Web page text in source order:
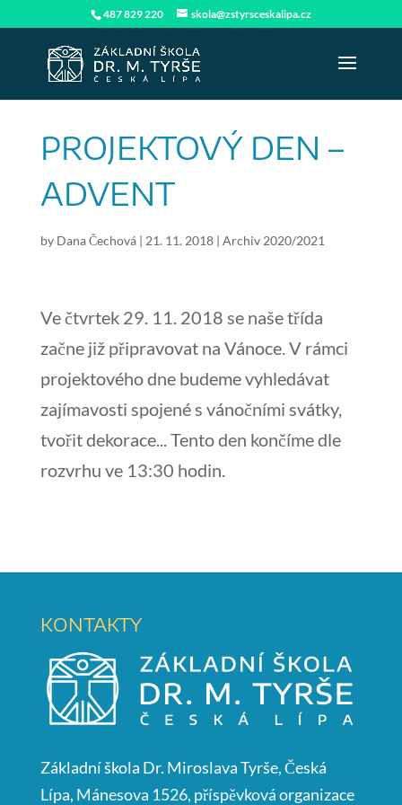
487 829 220 skola@zstyrsceskalipa.cz
PROJEKTOVÝ DEN –
ADVENT
by Dana Čechová| 21. 11. 2018| Archiv 2020/2021
Ve čtvrtek 29. 11. 2018 se naše třída
začne již připravovat na Vánoce. V rámci
projektového dne budeme vyhledávat
zajímavosti spojené s vánočními svátky,
tvořit dekorace... Tento den končíme dle
rozvrhu ve 13:30 hodin.
KONTAKTY
Základní škola Dr. Miroslava Tyrše, Česká
Lípa, Mánesova 1526, příspěvková organizace